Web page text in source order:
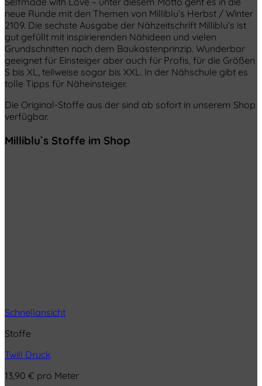
neue Runde mit den Themen von Milliblu’s Herbst / Winter
2109. Die sechste Ausgabe der Nähzeitschrift Milliblu’s ist
gut gefüllt mit inspirierenden Nähideen und vielen
Grundschnitten nach dem Baukastenprinzip. Wunderbar
geeignet für Einsteiger aber auch für Profis, für die Größen
S bis XL, teilweise sogar bis XXL. In der Nähschule gibt es
tolle Tipps für Näheinsteiger.
Die Original-Stoffe aus der sind ab sofort in unserem Shop
verfügbar.
Milliblu`s Stoffe im Shop
Schnellansicht
Stoffe
Twill Druck
13,90 € pro Meter